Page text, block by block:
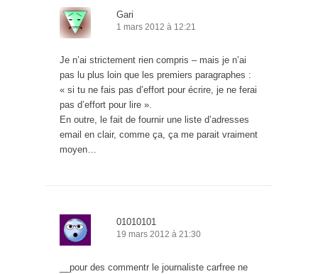
Gari
1 mars 2012 à 12:21
Je n’ai strictement rien compris – mais je n’ai
pas lu plus loin que les premiers paragraphes :
« si tu ne fais pas d’effort pour écrire, je ne ferai
pas d’effort pour lire ».
En outre, le fait de fournir une liste d’adresses
email en clair, comme ça, ça me parait vraiment
moyen…
01010101
19 mars 2012 à 21:30
__pour des commentr le journaliste carfree ne